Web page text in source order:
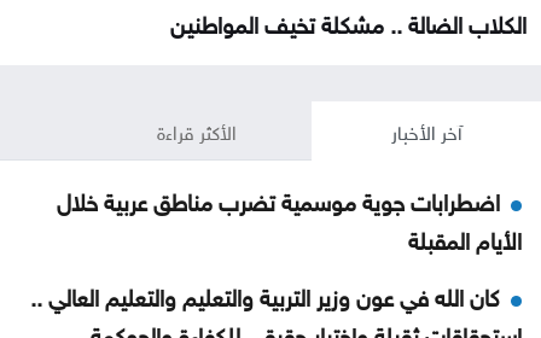
الكلاب الضالة .. مشكلة تخيف المواطنين
آخر الأخبار الأكثر قراءة
اضطرابات جوية موسمية تضرب مناطق عربية خلال
الأيام المقبلة
كان الله في عون وزير التربية والتعليم والتعليم العالي ..